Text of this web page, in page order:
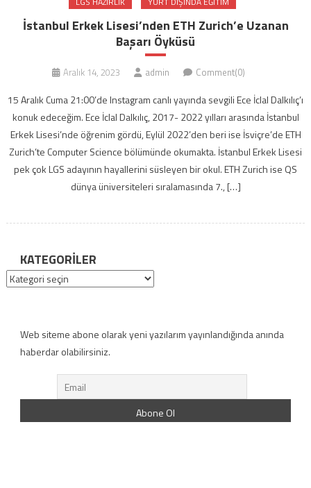
İstanbul Erkek Lisesi’nden ETH Zurich’e Uzanan
Başarı Öyküsü
Aralık 14, 2023 admin Comment(0)
15 Aralık Cuma 21:00’de Instagram canlı yayında sevgili Ece İclal Dalkılıç’ı
konuk edeceğim. Ece İclal Dalkılıç, 2017- 2022 yılları arasında İstanbul
Erkek Lisesi’nde öğrenim gördü, Eylül 2022’den beri ise İsviçre’de ETH
Zurich’te Computer Science bölümünde okumakta. İstanbul Erkek Lisesi
pek çok LGS adayının hayallerini süsleyen bir okul. ETH Zurich ise QS
dünya üniversiteleri sıralamasında 7., […]
KATEGORILER
Kategoriler
Web siteme abone olarak yeni yazılarım yayınlandığında anında
haberdar olabilirsiniz.